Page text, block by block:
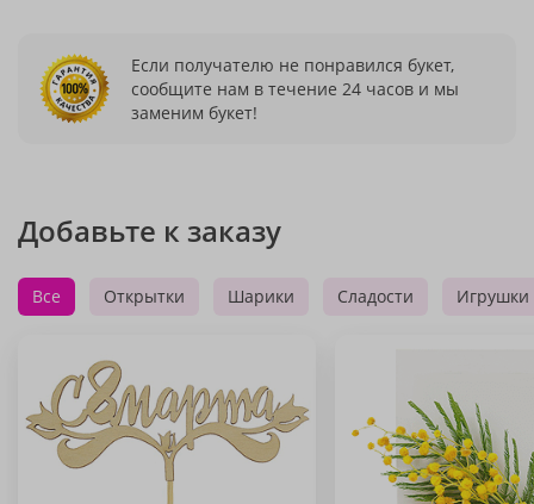
Если получателю не понравился букет,
сообщите нам в течение 24 часов и мы
заменим букет!
Добавьте к заказу
Все Открытки Шарики Сладости Игрушки